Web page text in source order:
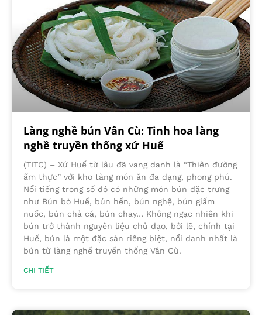
Làng nghề bún Vân Cù: Tinh hoa làng
nghề truyền thống xứ Huế
(TITC) – Xứ Huế từ lâu đã vang danh là “Thiên đường
ẩm thực” với kho tàng món ăn đa dạng, phong phú.
Nổi tiếng trong số đó có những món bún đặc trưng
như Bún bò Huế, bún hến, bún nghệ, bún giấm
nuốc, bún chả cá, bún chay… Không ngạc nhiên khi
bún trở thành nguyên liệu chủ đạo, bởi lẽ, chính tại
Huế, bún là một đặc sản riêng biệt, nổi danh nhất là
bún từ làng nghề truyền thống Vân Cù.
CHI TIẾT